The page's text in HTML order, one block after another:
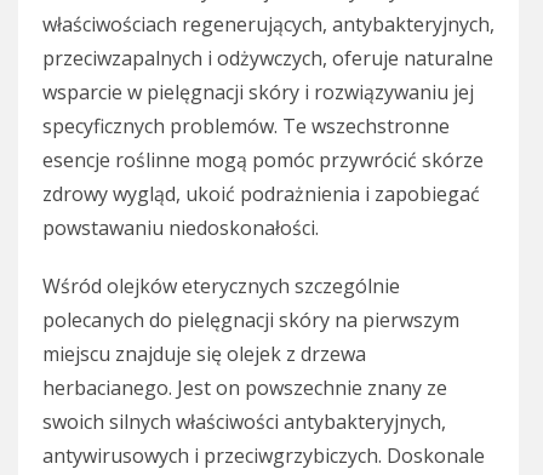
właściwościach regenerujących, antybakteryjnych,
przeciwzapalnych i odżywczych, oferuje naturalne
wsparcie w pielęgnacji skóry i rozwiązywaniu jej
specyficznych problemów. Te wszechstronne
esencje roślinne mogą pomóc przywrócić skórze
zdrowy wygląd, ukoić podrażnienia i zapobiegać
powstawaniu niedoskonałości.
Wśród olejków eterycznych szczególnie
polecanych do pielęgnacji skóry na pierwszym
miejscu znajduje się olejek z drzewa
herbacianego. Jest on powszechnie znany ze
swoich silnych właściwości antybakteryjnych,
antywirusowych i przeciwgrzybiczych. Doskonale